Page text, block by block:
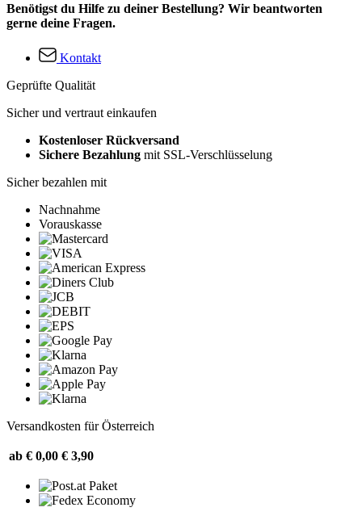
Benötigst du Hilfe zu deiner Bestellung? Wir beantworten
gerne deine Fragen.
Kontakt
Geprüfte Qualität
Sicher und vertraut einkaufen
Kostenloser Rückversand
Sichere Bezahlung mit SSL-Verschlüsselung
Sicher bezahlen mit
Nachnahme
Vorauskasse
Versandkosten für Österreich
ab € 0,00 € 3,90